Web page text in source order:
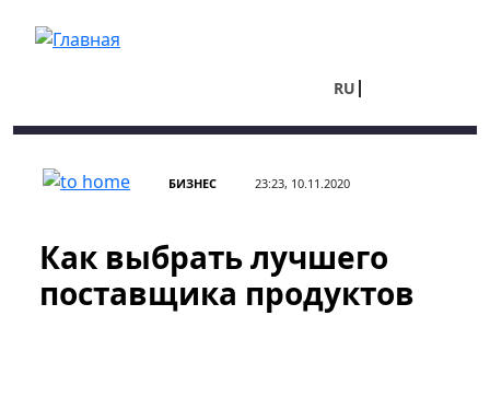
RU
БИЗНЕС 23:23, 10.11.2020
Как выбрать лучшего
поставщика продуктов